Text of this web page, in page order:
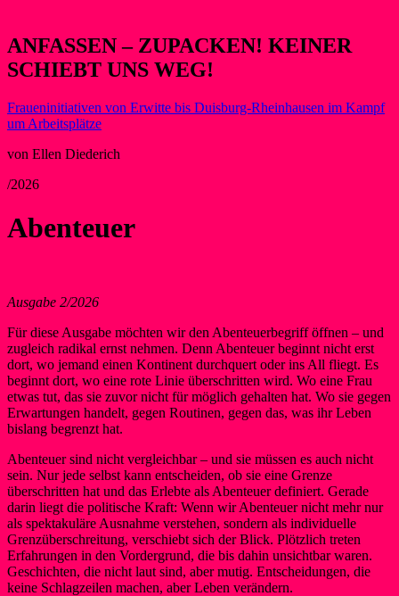
ANFASSEN – ZUPACKEN! KEINER
SCHIEBT UNS WEG!
Fraueninitiativen von Erwitte bis Duisburg-Rheinhausen im Kampf
um Arbeitsplätze
von Ellen Diederich
/2026
Abenteuer
Ausgabe 2/2026
Für diese Ausgabe möchten wir den Abenteuerbegriff öffnen – und
zugleich radikal ernst nehmen. Denn Abenteuer beginnt nicht erst
dort, wo jemand einen Kontinent durchquert oder ins All fliegt. Es
beginnt dort, wo eine rote Linie überschritten wird. Wo eine Frau
etwas tut, das sie zuvor nicht für möglich gehalten hat. Wo sie gegen
Erwartungen handelt, gegen Routinen, gegen das, was ihr Leben
bislang begrenzt hat.
Abenteuer sind nicht vergleichbar – und sie müssen es auch nicht
sein. Nur jede selbst kann entscheiden, ob sie eine Grenze
überschritten hat und das Erlebte als Abenteuer definiert. Gerade
darin liegt die politische Kraft: Wenn wir Abenteuer nicht mehr nur
als spektakuläre Ausnahme verstehen, sondern als individuelle
Grenzüberschreitung, verschiebt sich der Blick. Plötzlich treten
Erfahrungen in den Vordergrund, die bis dahin unsichtbar waren.
Geschichten, die nicht laut sind, aber mutig. Entscheidungen, die
keine Schlagzeilen machen, aber Leben verändern.